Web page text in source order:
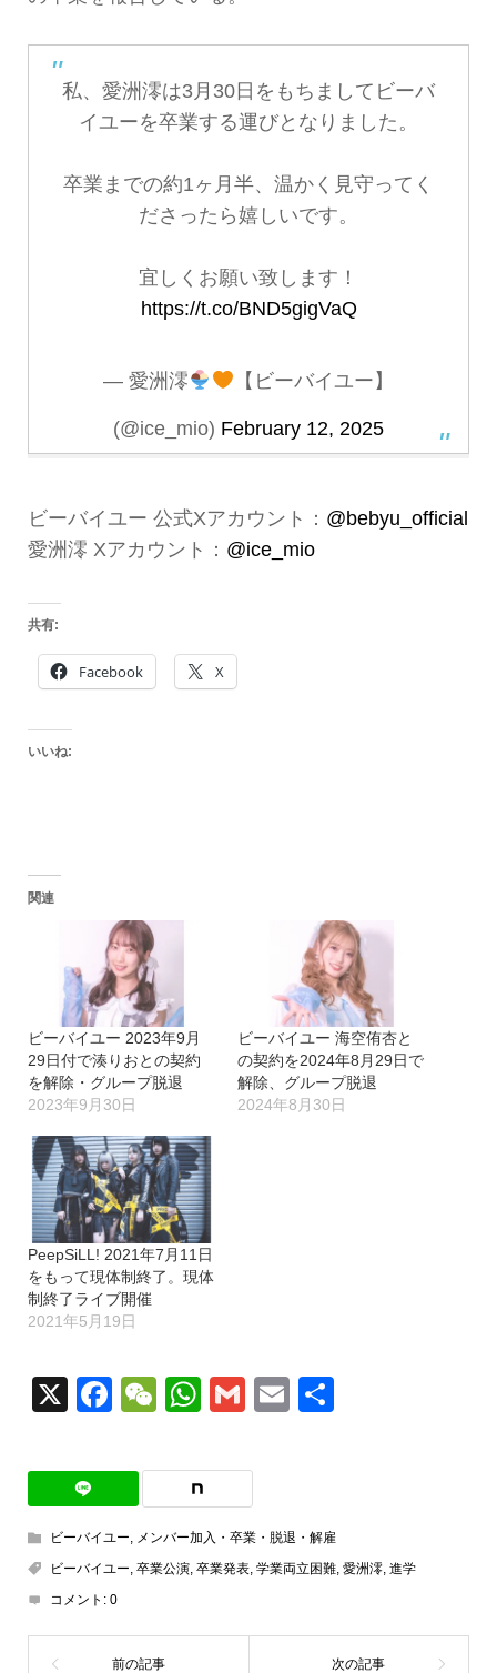
私、愛洲澪は3月30日をもちましてビーバ
イユーを卒業する運びとなりました。
卒業までの約1ヶ月半、温かく見守ってく
ださったら嬉しいです。
宜しくお願い致します！
https://t.co/BND5gigVaQ
— 愛洲澪 【ビーバイユー】
(@ice_mio) February 12, 2025
ビーバイユー 公式Xアカウント： @bebyu_official
愛洲澪 Xアカウント： @ice_mio
共有:
Facebook X
いいね:
関連
ビーバイユー 2023年9月
29日付で湊りおとの契約
を解除・グループ脱退
2023年9月30日
ビーバイユー 海空侑杏と
の契約を2024年8月29日で
解除、グループ脱退
2024年8月30日
PeepSiLL! 2021年7月11日
をもって現体制終了。現体
制終了ライブ開催
2021年5月19日
X Facebook
WeChat
WhatsApp
GmailEmail
ビーバイユー, メンバー加入・卒業・脱退・解雇
ビーバイユー, 卒業公演, 卒業発表, 学業両立困難, 愛洲澪, 進学
コメント: 0